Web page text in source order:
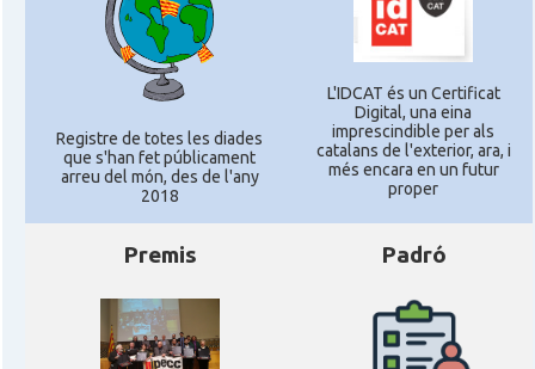
Registre de totes les diades
que s'han fet públicament
arreu del món, des de l'any
2018
L'IDCAT és un Certificat
Digital, una eina
imprescindible per als
catalans de l'exterior, ara, i
més encara en un futur
proper
Premis Padró